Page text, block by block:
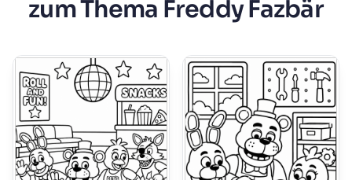
zum Thema Freddy Fazbär